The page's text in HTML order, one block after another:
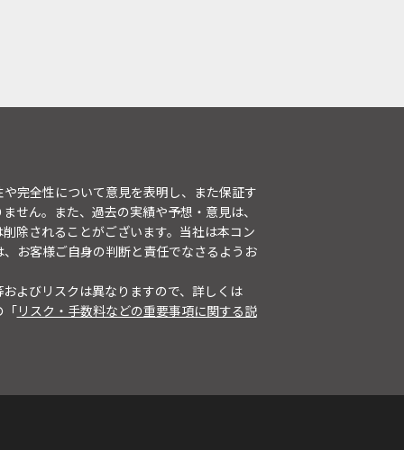
完全性について意見を表明し、また保証す
せん。また、過去の実績や予想・意見は、
除されることがございます。当社は本コン
お客様ご自身の判断と責任でなさるようお
よびリスクは異なりますので、詳しくは
「リスク・手数料などの重要事項に関する説